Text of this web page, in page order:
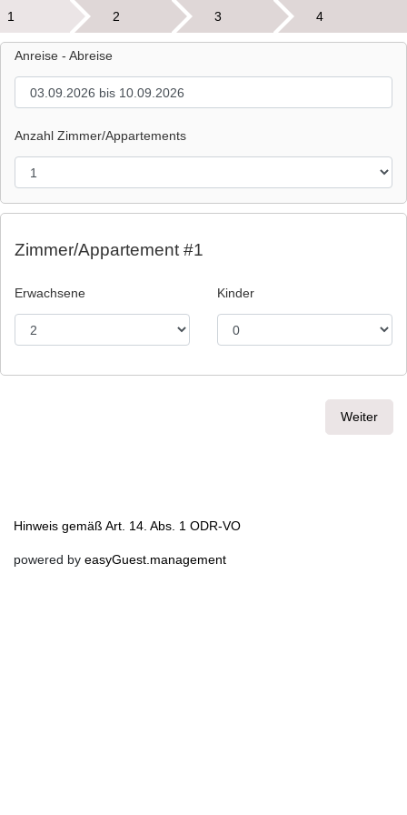
1 2 3 4
Anreise - Abreise
Anzahl Zimmer/Appartements
Zimmer/Appartement #1
Erwachsene Kinder
Weiter
Hinweis gemäß Art. 14. Abs. 1 ODR-VO
powered by easyGuest.management